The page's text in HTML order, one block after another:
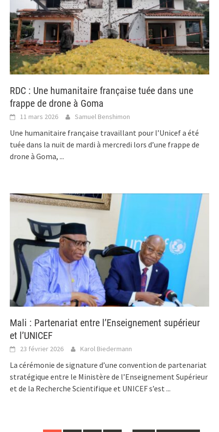
RDC : Une humanitaire française tuée dans une
frappe de drone à Goma
11 mars 2026 Samuel Benshimon
Une humanitaire française travaillant pour l’Unicef a été
tuée dans la nuit de mardi à mercredi lors d’une frappe de
drone à Goma, ...
Mali : Partenariat entre l’Enseignement supérieur
et l’UNICEF
23 février 2026 Karol Biedermann
La cérémonie de signature d’une convention de partenariat
stratégique entre le Ministère de l’Enseignement Supérieur
et de la Recherche Scientifique et UNICEF s’est ...